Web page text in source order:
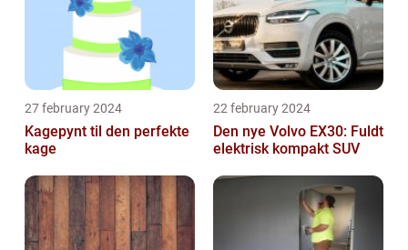
27 february 2024
Kagepynt til den perfekte
kage
22 february 2024
Den nye Volvo EX30: Fuldt
elektrisk kompakt SUV